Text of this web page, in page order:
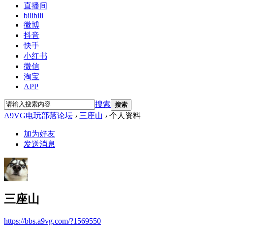
直播间
bilibili
微博
抖音
快手
小红书
微信
淘宝
APP
搜索 搜索
A9VG电玩部落论坛 › 三座山 › 个人资料
加为好友
发送消息
三座山
https://bbs.a9vg.com/?1569550